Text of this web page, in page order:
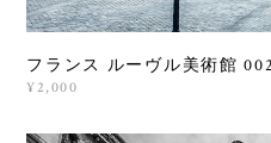
フランス ルーヴル美術館
¥2,000